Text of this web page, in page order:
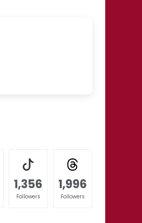
1,356
Followers
1,996
Followers